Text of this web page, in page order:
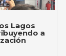
Lagos
a